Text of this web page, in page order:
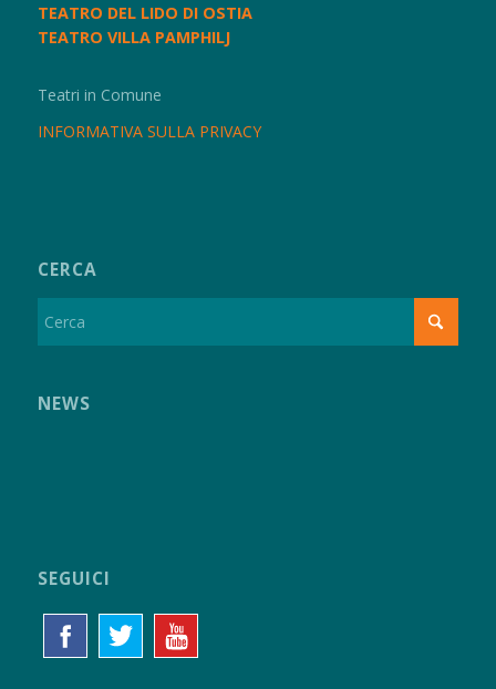
TEATRO DEL LIDO DI OSTIA
TEATRO VILLA PAMPHILJ
Teatri in Comune
INFORMATIVA SULLA PRIVACY
CERCA
NEWS
SEGUICI